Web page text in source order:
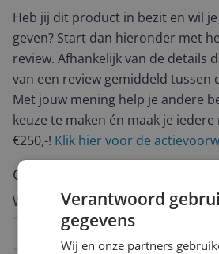
Ik heb nu sinds een maand of 2
deken, en ja hoor, alleen stand 3
gewoon niet weer de garantie
Heb jij dit product in bezit en wil
geven? Start dan hieronder met
review. Afhankelijk van de details
van een review gemiddeld tussen
Met jouw mening help je andere
keuze te maken én maak je
€250,-! Klik hier voor de
Cijfer
Welk cijfer geef jij dit product?
2
Verantwoord
gegevens
Wij en onze partners